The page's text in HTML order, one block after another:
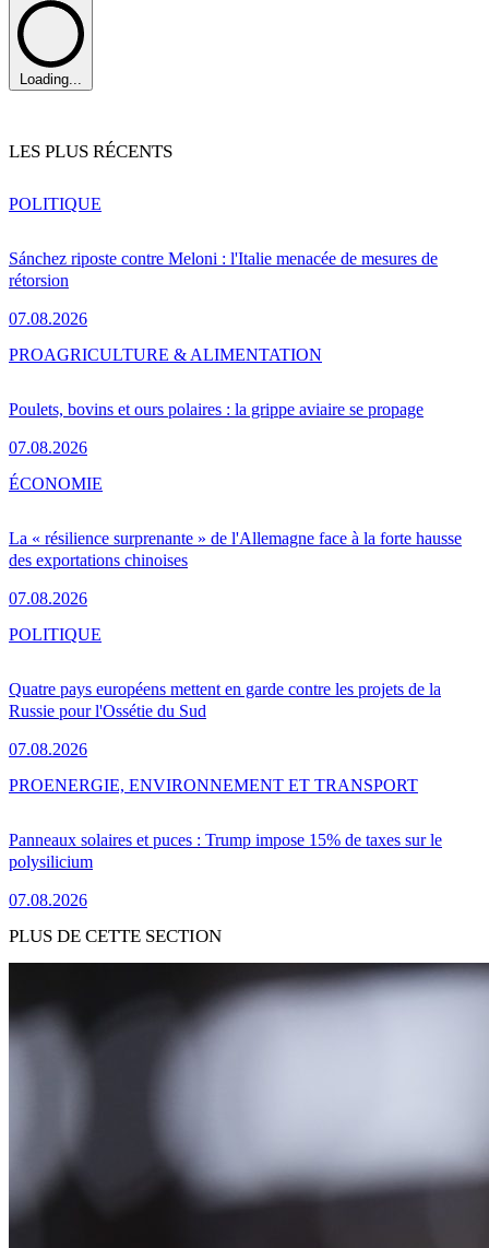
Loading...
LES PLUS RÉCENTS
Sánchez riposte contre Meloni : l'Italie menacée de mesures de
rétorsion
07.08.2026
POLITIQUE
Poulets, bovins et ours polaires : la grippe aviaire se propage
07.08.2026
PROAGRICULTURE & ALIMENTATION
La « résilience surprenante » de l'Allemagne face à la forte hausse
des exportations chinoises
07.08.2026
ÉCONOMIE
Quatre pays européens mettent en garde contre les projets de la
Russie pour l'Ossétie du Sud
07.08.2026
POLITIQUE
Panneaux solaires et puces : Trump impose 15% de taxes sur le
polysilicium
07.08.2026
PROENERGIE, ENVIRONNEMENT ET TRANSPORT
PLUS DE CETTE SECTION